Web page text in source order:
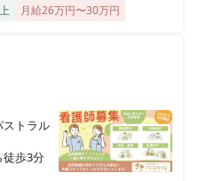
にし
月給26万円〜30万円
ストラル
歩3分